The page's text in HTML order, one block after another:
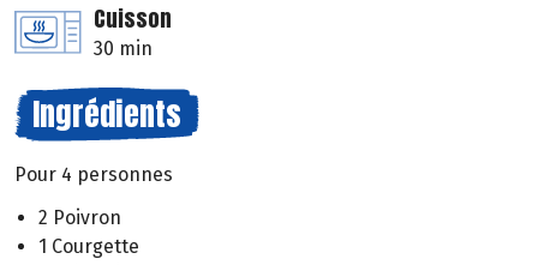
Cuisson
30 min
Ingrédients
Pour 4 personnes
2 Poivron
1 Courgette